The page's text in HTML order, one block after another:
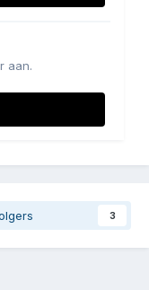
aan.
3